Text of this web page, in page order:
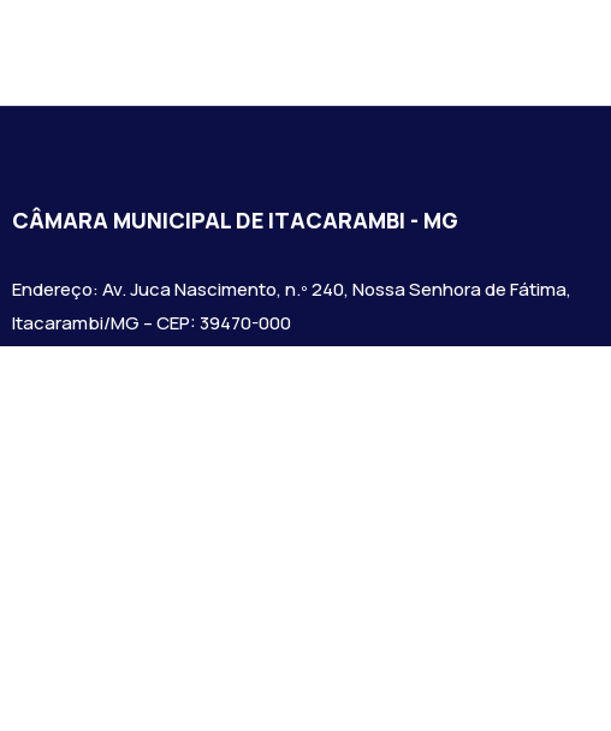
CÂMARA MUNICIPAL DE ITACARAMBI - MG
Endereço: Av. Juca Nascimento, n.º 240, Nossa Senhora de Fátima,
Itacarambi/MG – CEP: 39470-000